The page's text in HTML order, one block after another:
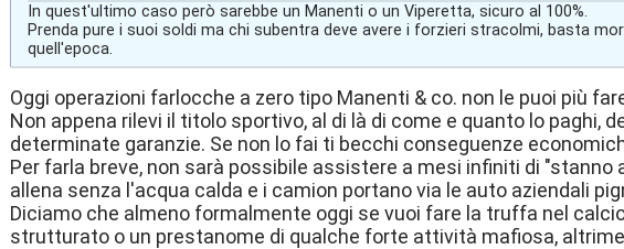
In quest'ultimo caso però sarebbe un Manenti o un Viperetta, sicuro al 100%.
Prenda pure i suoi soldi ma chi subentra deve avere i forzieri stracolmi, basta
quell'epoca.
Oggi operazioni farlocche a zero tipo Manenti & co. non le puoi più
Non appena rilevi il titolo sportivo, al di là di come e quanto lo paghi,
determinate garanzie. Se non lo fai ti becchi conseguenze
Per farla breve, non sarà possibile assistere a mesi infiniti di "stanno
allena senza l'acqua calda e i camion portano via le auto aziendali
Diciamo che almeno formalmente oggi se vuoi fare la truffa nel
strutturato o un prestanome di qualche forte attività mafiosa,